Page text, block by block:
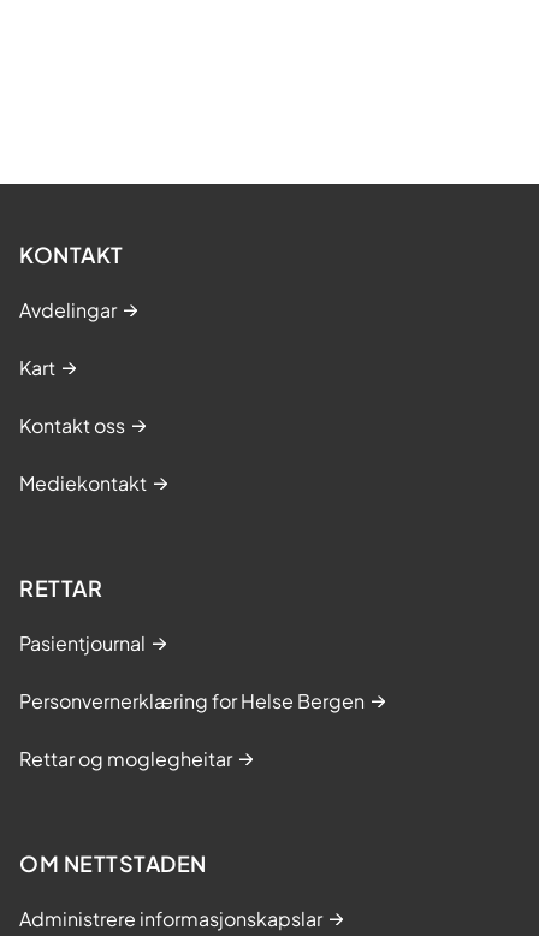
KONTAKT
Avdelingar
Kart
Kontakt oss
Mediekontakt
RETTAR
Pasientjournal
Personvernerklæring for Helse Bergen
Rettar og moglegheitar
OM NETTSTADEN
Administrere informasjonskapslar